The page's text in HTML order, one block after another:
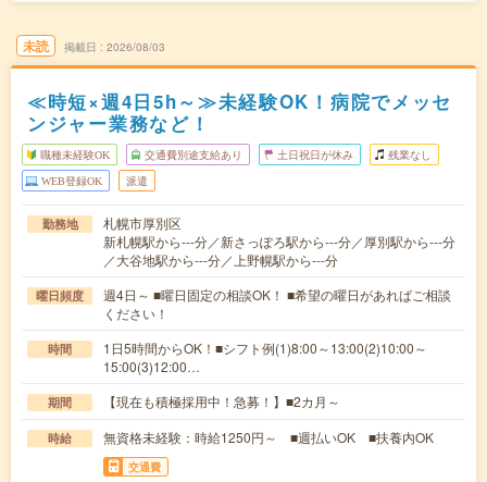
未読 掲載日 2026/08/03
≪時短×週4日5h～≫未経験OK！病院でメッセ
ンジャー業務など！
職種未経験OK 交通費別途支給あり 土日祝日が休み 残業なし
WEB登録OK 派遣
勤務地
札幌市厚別区
新札幌駅から---分／新さっぽろ駅から---分／厚別駅から---分
／大谷地駅から---分／上野幌駅から---分
曜日頻度
週4日～ ■曜日固定の相談OK！ ■希望の曜日があればご相談
ください！
時間
1日5時間からOK！■シフト例(1)8:00～13:00(2)10:00～
15:00(3)12:00…
期間 【現在も積極採用中！急募！】■2カ月～
時給 無資格未経験：時給1250円～ ■週払いOK ■扶養内OK
交通費